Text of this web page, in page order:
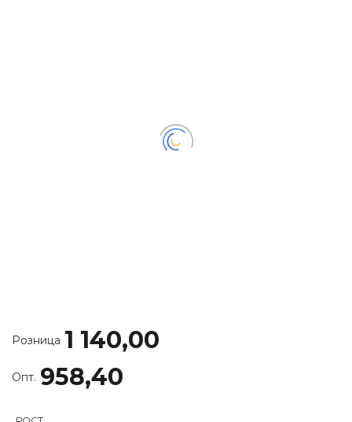
Розница 1 140,00
Опт. 958,40